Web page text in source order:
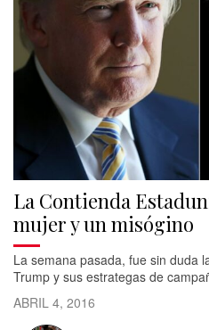
La Contienda
mujer y un misógino
La semana pasada, fue sin duda
Trump y sus estrategas de
ABRIL 4, 2016